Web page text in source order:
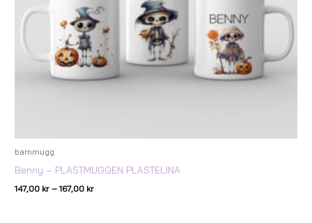
barnmugg
Benny – PLASTMUGGEN PLASTELINA
147,00 kr – 167,00 kr